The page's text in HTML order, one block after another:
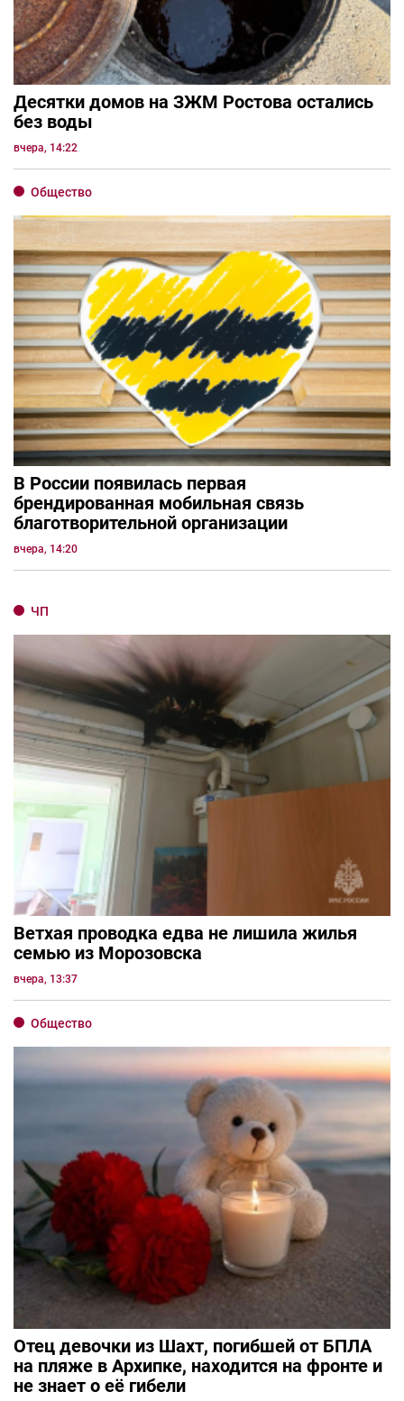
Десятки домов на ЗЖМ Ростова остались
без воды
вчера, 14:22
Общество
В России появилась первая
брендированная мобильная связь
благотворительной организации
вчера, 14:20
ЧП
Ветхая проводка едва не лишила жилья
семью из Морозовска
вчера, 13:37
Общество
Отец девочки из Шахт, погибшей от БПЛА
на пляже в Архипке, находится на фронте и
не знает о её гибели